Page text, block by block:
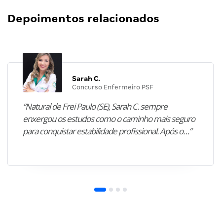
Depoimentos relacionados
Sarah C.
Concurso Enfermeiro PSF
“Natural de Frei Paulo (SE), Sarah C. sempre
enxergou os estudos como o caminho mais seguro
para conquistar estabilidade profissional. Após o…”